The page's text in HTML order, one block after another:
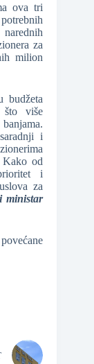
ova tri
za
milion
budžeta
više
i
Kako od
i
za
ministar